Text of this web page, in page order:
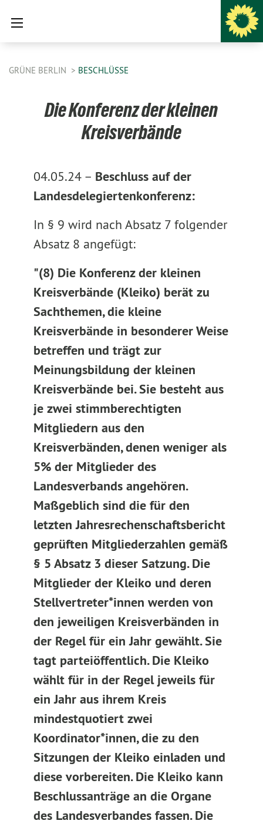
GRÜNE BERLIN BESCHLÜSSE
Die Konferenz der kleinen
Kreisverbände
04.05.24 – Beschluss auf der
Landesdelegiertenkonferenz:
In § 9 wird nach Absatz 7 folgender
Absatz 8 angefügt:
"(8) Die Konferenz der kleinen
Kreisverbände (Kleiko) berät zu
Sachthemen, die kleine
Kreisverbände in besonderer Weise
betreffen und trägt zur
Meinungsbildung der kleinen
Kreisverbände bei. Sie besteht aus
je zwei stimmberechtigten
Mitgliedern aus den
Kreisverbänden, denen weniger als
5% der Mitglieder des
Landesverbands angehören.
Maßgeblich sind die für den
letzten Jahresrechenschaftsbericht
geprüften Mitgliederzahlen gemäß
§ 5 Absatz 3 dieser Satzung. Die
Mitglieder der Kleiko und deren
Stellvertreter*innen werden von
den jeweiligen Kreisverbänden in
der Regel für ein Jahr gewählt. Sie
tagt parteiöffentlich. Die Kleiko
wählt für in der Regel jeweils für
ein Jahr aus ihrem Kreis
mindestquotiert zwei
Koordinator*innen, die zu den
Sitzungen der Kleiko einladen und
diese vorbereiten. Die Kleiko kann
Beschlussanträge an die Organe
des Landesverbandes fassen. Die